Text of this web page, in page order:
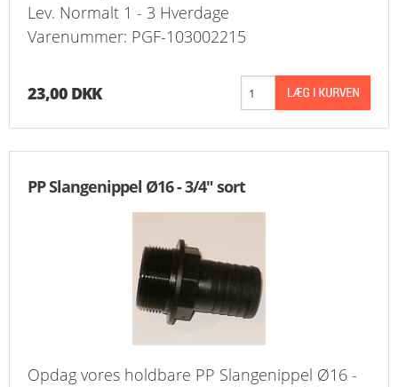
Lev. Normalt 1 - 3 Hverdage
Varenummer: PGF-103002215
23,00 DKK
PP Slangenippel Ø16 - 3/4" sort
Opdag vores holdbare PP Slangenippel Ø16 -